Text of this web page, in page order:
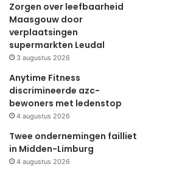
Zorgen over leefbaarheid
Maasgouw door
verplaatsingen
supermarkten Leudal
3 augustus 2026
Anytime Fitness
discrimineerde azc-
bewoners met ledenstop
4 augustus 2026
Twee ondernemingen failliet
in Midden-Limburg
4 augustus 2026